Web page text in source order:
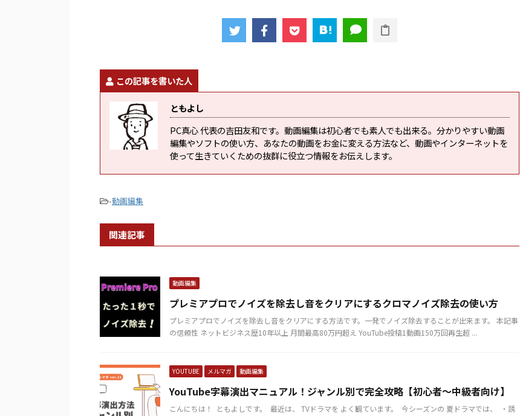
この記事を書いた人
ともよし
PC真心 代表の吉田友和です。動画編集は初心者でも素人でも出来る。分かりやすい動画
編集やソフトの使い方、あなたの動画をお金に変える方法など、動画やインターネットを
使って生きていくための抜群に役立つ情報をお伝えします。
-動画編集
関連記事
動画編集
プレミアプロでノイズを除去し音をクリアにするクロマノイズ除去の使い方
プレミアプロでノイズを除去し音をクリアにする方法です。一発でノイズ除去することが出来ます。 本記事
の信頼性 ネットビジネス歴10年以上 月間最高80万円超え YouTube投稿1動画150万回再生超 ...
YOUTUBE メルマガ 動画編集
YouTube字幕演出マニュアル！ジャンル別で完全攻略【初心者〜中級者向け】
こんにちは！ ​ ともよしです。 ​ 最近は、 TVドラマを よく観ています。 ​ 今シーズンの 夏ドラマでは、 ​ ・誘